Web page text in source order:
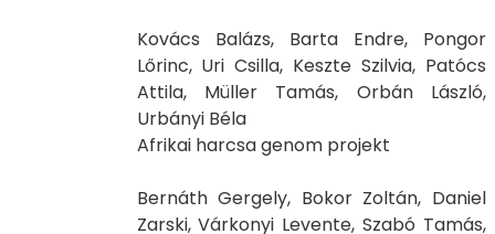
Kovács Balázs, Barta Endre, Pongor
Lőrinc, Uri Csilla, Keszte Szilvia, Patócs
Attila, Müller Tamás, Orbán László,
Urbányi Béla
Afrikai harcsa genom projekt
Bernáth Gergely, Bokor Zoltán, Daniel
Zarski, Várkonyi Levente, Szabó Tamás,